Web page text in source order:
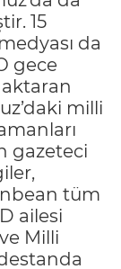
15
da
gece
aktaran
milli
gazeteci
tüm
ailesi
Milli